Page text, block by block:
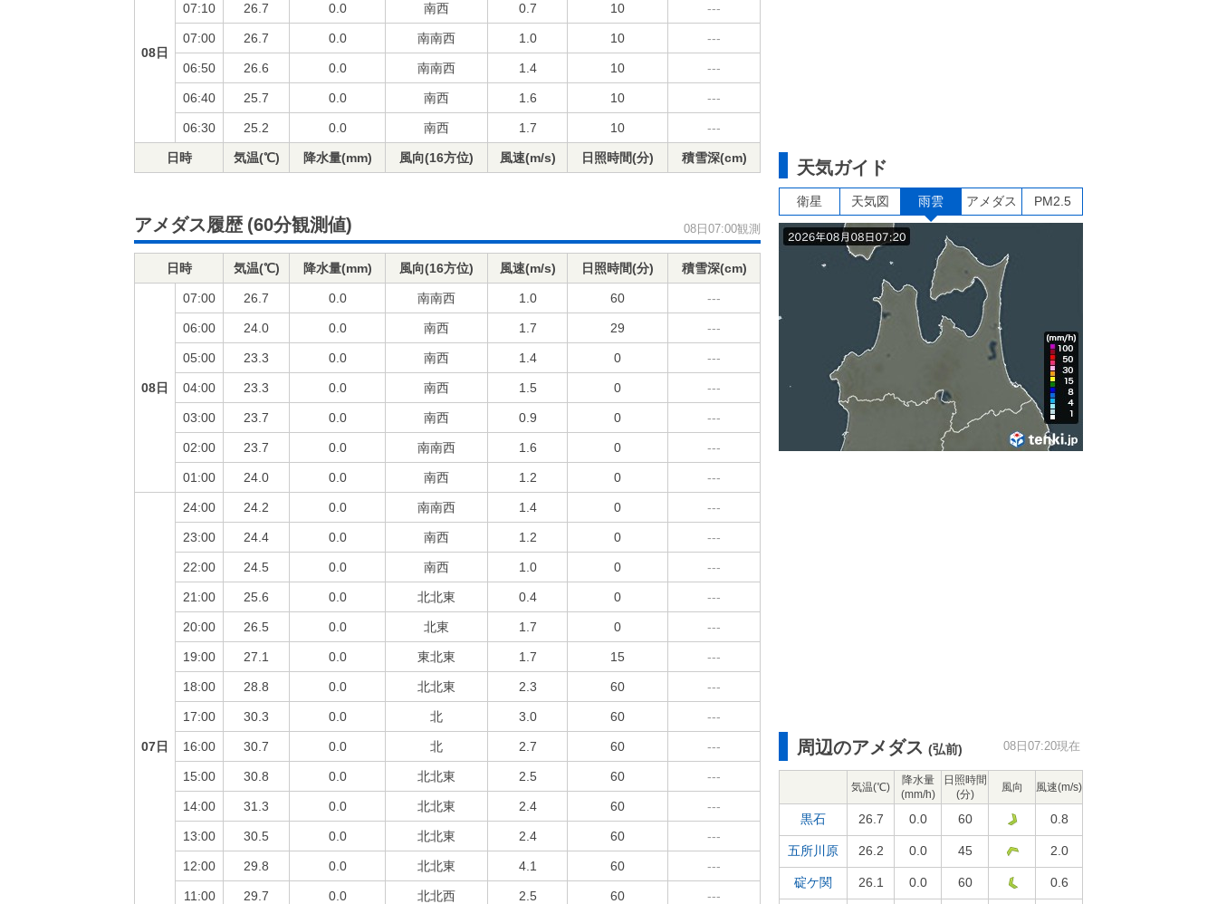
08日
07:10 26.7 0.0 南西 0.7 10 ---
07:00 26.7 0.0 南南西 1.0 10 ---
06:50 26.6 0.0 南南西 1.4 10 ---
06:40 25.7 0.0 南西 1.6 10 ---
06:30 25.2 0.0 南西 1.7 10 ---
日時 気温(℃) 降水量(mm) 風向(16方位) 風速(m/s) 日照時間(分) 積雪深(cm)
アメダス履歴 (60分観測値) 08日07:00観測
日時 気温(℃) 降水量(mm) 風向(16方位) 風速(m/s) 日照時間(分) 積雪深(cm)
08日
07:00 26.7 0.0 南南西 1.0 60 ---
06:00 24.0 0.0 南西 1.7 29 ---
05:00 23.3 0.0 南西 1.4 0 ---
04:00 23.3 0.0 南西 1.5 0 ---
03:00 23.7 0.0 南西 0.9 0 ---
02:00 23.7 0.0 南南西 1.6 0 ---
01:00 24.0 0.0 南西 1.2 0 ---
07日
24:00 24.2 0.0 南南西 1.4 0 ---
23:00 24.4 0.0 南西 1.2 0 ---
22:00 24.5 0.0 南西 1.0 0 ---
21:00 25.6 0.0 北北東 0.4 0 ---
20:00 26.5 0.0 北東 1.7 0 ---
19:00 27.1 0.0 東北東 1.7 15 ---
18:00 28.8 0.0 北北東 2.3 60 ---
17:00 30.3 0.0 北 3.0 60 ---
16:00 30.7 0.0 北 2.7 60 ---
15:00 30.8 0.0 北北東 2.5 60 ---
14:00 31.3 0.0 北北東 2.4 60 ---
13:00 30.5 0.0 北北東 2.4 60 ---
12:00 29.8 0.0 北北東 4.1 60 ---
11:00 29.7 0.0 北北西 2.5 60 ---
天気ガイド
衛星 天気図 雨雲 アメダス PM2.5
周辺のアメダス (弘前) 08日07:20現在
気温(℃)
降水量
(mm/h)
日照時間
(分)
風向 風速(m/s)
黒石 26.7 0.0 60 0.8
五所川原 26.2 0.0 45 2.0
碇ケ関 26.1 0.0 60 0.6